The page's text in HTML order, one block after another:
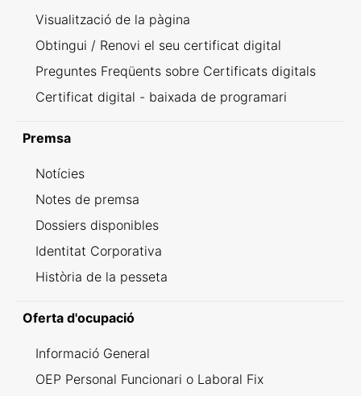
Visualització de la pàgina
Obtingui / Renovi el seu certificat digital
Preguntes Freqüents sobre Certificats digitals
Certificat digital - baixada de programari
Premsa
Notícies
Notes de premsa
Dossiers disponibles
Identitat Corporativa
Història de la pesseta
Oferta d'ocupació
Informació General
OEP Personal Funcionari o Laboral Fix